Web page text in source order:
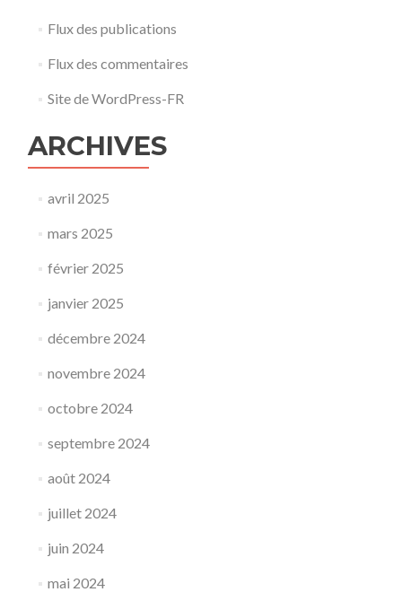
Flux des publications
Flux des commentaires
Site de WordPress-FR
ARCHIVES
avril 2025
mars 2025
février 2025
janvier 2025
décembre 2024
novembre 2024
octobre 2024
septembre 2024
août 2024
juillet 2024
juin 2024
mai 2024